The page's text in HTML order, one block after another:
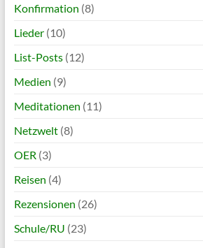
Konfirmation (8)
Lieder(10)
List-Posts(12)
Medien (9)
Meditationen (11)
Netzwelt(8)
OER (3)
Reisen (4)
Rezensionen (26)
Schule/RU (23)